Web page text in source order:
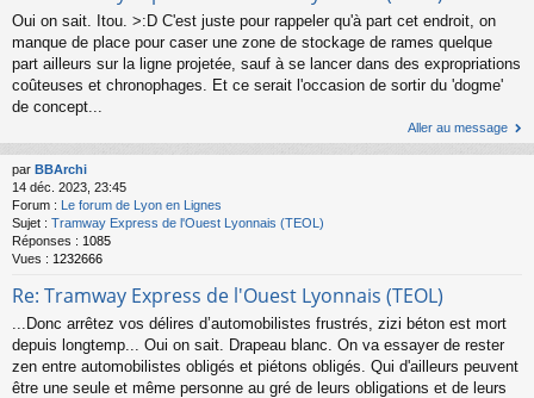
Oui on sait. Itou. >:D C'est juste pour rappeler qu'à part cet endroit, on
manque de place pour caser une zone de stockage de rames quelque
part ailleurs sur la ligne projetée, sauf à se lancer dans des expropriations
coûteuses et chronophages. Et ce serait l'occasion de sortir du 'dogme'
de concept...
Aller au message
par BBArchi
14 déc. 2023, 23:45
Forum : Le forum de Lyon en Lignes
Sujet : Tramway Express de l'Ouest Lyonnais (TEOL)
Réponses : 1085
Vues : 1232666
Re: Tramway Express de l'Ouest Lyonnais (TEOL)
...Donc arrêtez vos délires d’automobilistes frustrés, zizi béton est mort
depuis longtemp... Oui on sait. Drapeau blanc. On va essayer de rester
zen entre automobilistes obligés et piétons obligés. Qui d'ailleurs peuvent
être une seule et même personne au gré de leurs obligations et de leurs